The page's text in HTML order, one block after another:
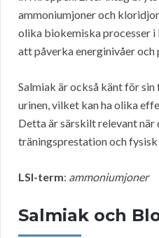
ammoniumjoner och
olika biokemiska processer
att påverka energinivåer och
Salmiak är också känt för
urinen, vilket kan ha olika
Detta är särskilt relevant
träningsprestation och
LSI-term: ammoniumjoner
Salmiak och